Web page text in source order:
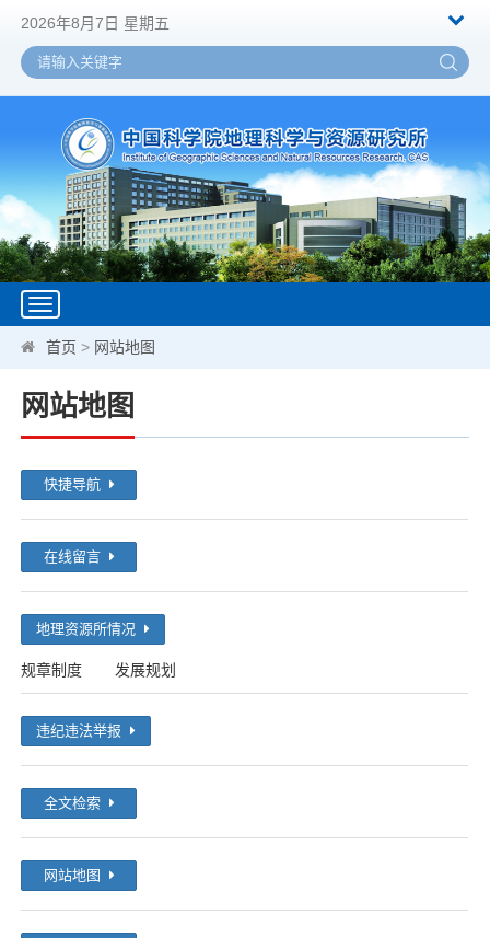
2026年8月7日 星期五
Toggle
navigation
首页 > 网站地图
网站地图
快捷导航
在线留言
地理资源所情况
规章制度 发展规划
违纪违法举报
全文检索
网站地图